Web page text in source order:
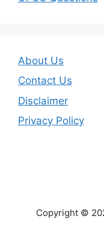
About Us
Contact Us
Disclaimer
Privacy Policy
Copyright ©